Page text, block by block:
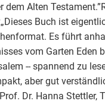
dem Alten
Buch ist
Es führt
vom Garten Eden
-- spannend zu
aber gut
Dr. Hanna Stettler,